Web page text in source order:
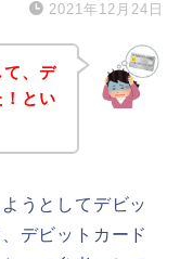
2021年12月24日
て、デ
とい
うとしてデビッ
デビットカード